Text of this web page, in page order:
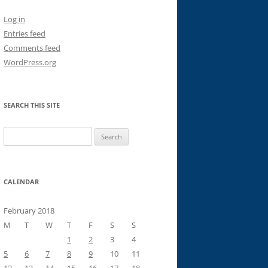
Log in
Entries feed
Comments feed
WordPress.org
SEARCH THIS SITE
for:
CALENDAR
February 2018
M
T W T F S
S
1
2 3
4
5
6 7 8 9 10
11